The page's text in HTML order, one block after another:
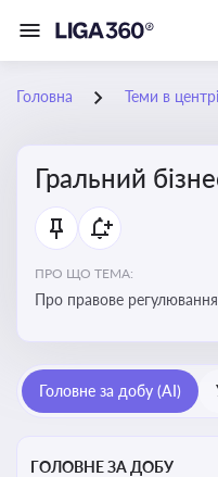
Головна Теми в
Гральний
ПРО ЩО ТЕМА:
Про правове регулювання
реальні кейси
Головне за добу (AI)
ГОЛОВНЕ ЗА ДОБУ